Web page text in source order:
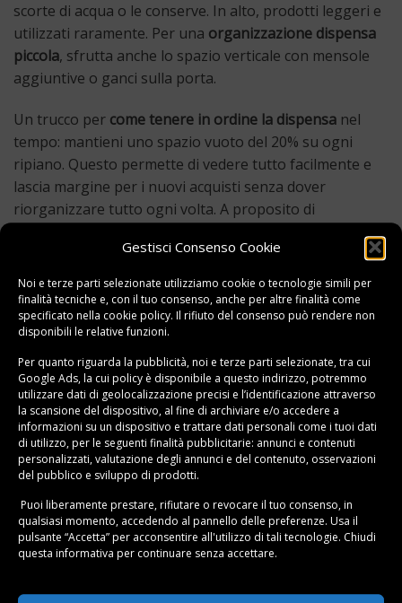
Gestisci Consenso Cookie
Noi e terze parti selezionate utilizziamo cookie o tecnologie simili per
finalità tecniche e, con il tuo consenso, anche per altre finalità come
specificato nella cookie policy. Il rifiuto del consenso può rendere non
disponibili le relative funzioni.
Per quanto riguarda la pubblicità, noi e terze parti selezionate, tra cui
Google Ads, la cui policy è disponibile a questo indirizzo, potremmo
utilizzare dati di geolocalizzazione precisi e l’identificazione attraverso
la scansione del dispositivo, al fine di archiviare e/o accedere a
informazioni su un dispositivo e trattare dati personali come i tuoi dati
di utilizzo, per le seguenti finalità pubblicitarie: annunci e contenuti
personalizzati, valutazione degli annunci e del contenuto, osservazioni
del pubblico e sviluppo di prodotti.
Puoi liberamente prestare, rifiutare o revocare il tuo consenso, in
qualsiasi momento, accedendo al pannello delle preferenze. Usa il
pulsante “Accetta” per acconsentire all'utilizzo di tali tecnologie. Chiudi
questa informativa per continuare senza accettare.
scorte di acqua o le conserve. In alto, prodotti leggeri e
utilizzati raramente. Per una organizzazione dispensa
piccola, sfrutta anche lo spazio verticale con mensole
aggiuntive o ganci sulla porta.
Un trucco per come tenere in ordine la dispensa nel
tempo: mantieni uno spazio vuoto del 20% su ogni
ripiano. Questo permette di vedere tutto facilmente e
lascia margine per i nuovi acquisti senza dover
riorganizzare tutto ogni volta. A proposito di
organizzazione della casa, se vuoi creare un ambiente
ancora più piacevole, scopricome trasformare la casa
in un’esperienza sensorialeanche in cucina.
Soluzioni e accessori per una dispensa
perfetta
Gli strumenti giusti fanno la differenza quando vuoi
ottenere unadispensa perfetta. Icontenitori dispensa
trasparenti ed ermetici sono un investimento che
ripaga immediatamente: proteggono gli alimenti
dall’umidità e dagli insetti, mantengono la freschezza
più a lungo e soprattutto ti permettono di vedere a
colpo d’occhio quanto resta di ogni prodotto. Ibarattoli
trasparentisono ideali per pasta, riso, cereali, farina e
zucchero.